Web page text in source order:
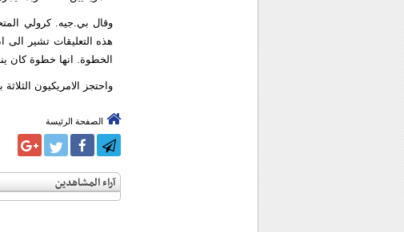
وقال بي.جيه. كرولي
هذه التعليقات تشير الى
الخطوة. انها خطوة كان
واحتجز الامريكيون
الصفحة الرئيسة
آراء المشاهدين